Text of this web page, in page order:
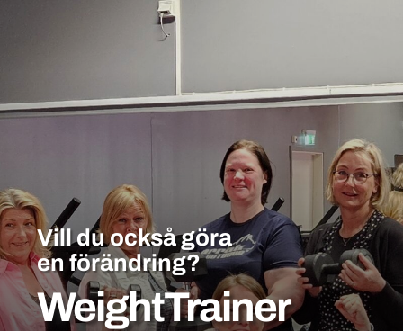
Vill du också göra
en förändring?
WeightTrainer